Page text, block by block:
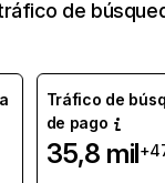
de
Tráfico de
de pago
35,8 mil